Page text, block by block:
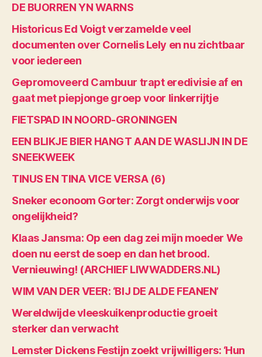
DE BUORREN YN WARNS
Historicus Ed Voigt verzamelde veel
documenten over Cornelis Lely en nu zichtbaar
voor iedereen
Gepromoveerd Cambuur trapt eredivisie af en
gaat met piepjonge groep voor linkerrijtje
FIETSPAD IN NOORD-GRONINGEN
EEN BLIKJE BIER HANGT AAN DE WASLIJN IN DE
SNEEKWEEK
TINUS EN TINA VICE VERSA (6)
Sneker econoom Gorter: Zorgt onderwijs voor
ongelijkheid?
Klaas Jansma: Op een dag zei mijn moeder We
doen nu eerst de soep en dan het brood.
Vernieuwing! (ARCHIEF LIWWADDERS.NL)
WIM VAN DER VEER: ‘BIJ DE ALDE FEANEN’
Wereldwijde vleeskuikenproductie groeit
sterker dan verwacht
Lemster Dickens Festijn zoekt vrijwilligers: ‘Hun